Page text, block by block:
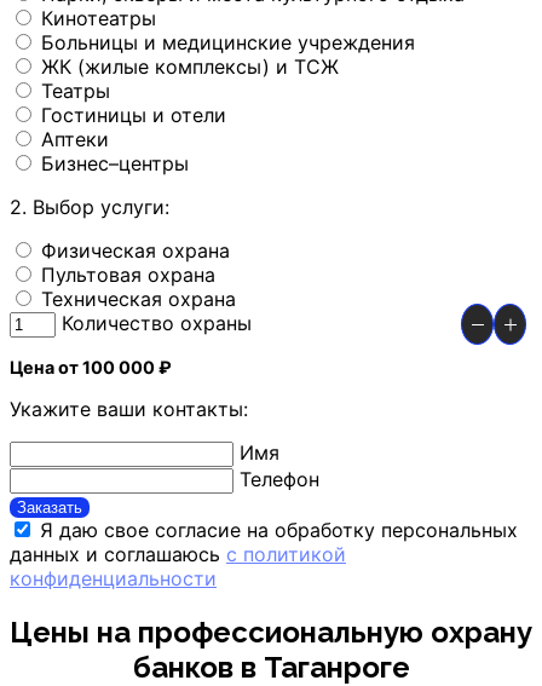
Кинотеатры
Больницы и медицинские учреждения
ЖК (жилые комплексы) и ТСЖ
Театры
Гостиницы и отели
Аптеки
Бизнес–центры
2. Выбор услуги:
Физическая охрана
Пультовая охрана
Техническая охрана
Количество охраны
Цена от 100 000 ₽
Укажите ваши контакты:
Имя
Телефон
Заказать
Я даю свое согласие на обработку персональных
данных и соглашаюсь с политикой
конфиденциальности
Цены на профессиональную охрану
банков в Таганроге